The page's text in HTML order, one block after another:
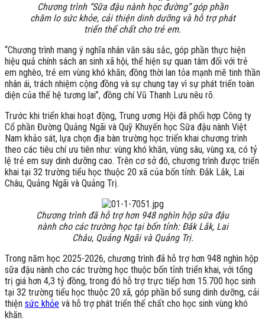
Chương trình “Sữa đậu nành học đường” góp phần
chăm lo sức khỏe, cải thiện dinh dưỡng và hỗ trợ phát
triển thể chất cho trẻ em.
“Chương trình mang ý nghĩa nhân văn sâu sắc, góp phần thực hiện
hiệu quả chính sách an sinh xã hội, thể hiện sự quan tâm đối với trẻ
em nghèo, trẻ em vùng khó khăn; đồng thời lan tỏa mạnh mẽ tinh thần
nhân ái, trách nhiệm cộng đồng và sự chung tay vì sự phát triển toàn
diện của thế hệ tương lai”, đồng chí Vũ Thanh Lưu nêu rõ.
Trước khi triển khai hoạt động, Trung ương Hội đã phối hợp Công ty
Cổ phần Đường Quảng Ngãi và Quỹ Khuyến học Sữa đậu nành Việt
Nam khảo sát, lựa chọn địa bàn trường học triển khai chương trình
theo các tiêu chí ưu tiên như: vùng khó khăn, vùng sâu, vùng xa, có tỷ
lệ trẻ em suy dinh dưỡng cao. Trên cơ sở đó, chương trình được triển
khai tại 32 trường tiểu học thuộc 20 xã của bốn tỉnh: Đắk Lắk, Lai
Châu, Quảng Ngãi và Quảng Trị.
Chương trình đã hỗ trợ hơn 948 nghìn hộp sữa đậu
nành cho các trường học tại bốn tỉnh: Đắk Lắk, Lai
Châu, Quảng Ngãi và Quảng Trị.
Trong năm học 2025-2026, chương trình đã hỗ trợ hơn 948 nghìn hộp
sữa đậu nành cho các trường học thuộc bốn tỉnh triển khai, với tổng
trị giá hơn 4,3 tỷ đồng, trong đó hỗ trợ trực tiếp hơn 15.700 học sinh
tại 32 trường tiểu học thuộc 20 xã, góp phần bổ sung dinh dưỡng, cải
thiện sức khỏe và hỗ trợ phát triển thể chất cho học sinh vùng khó
khăn.